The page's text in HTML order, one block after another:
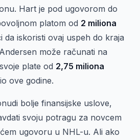
Hart je pod ugovorom do
platom od 2 miliona
da iskoristi ovaj uspeh do kraja
može računati na
plate od 2,75 miliona
ove godine.
bolje finansijske uslove,
svoju potragu za novcem
ugovoru u NHL-u. Ali ako